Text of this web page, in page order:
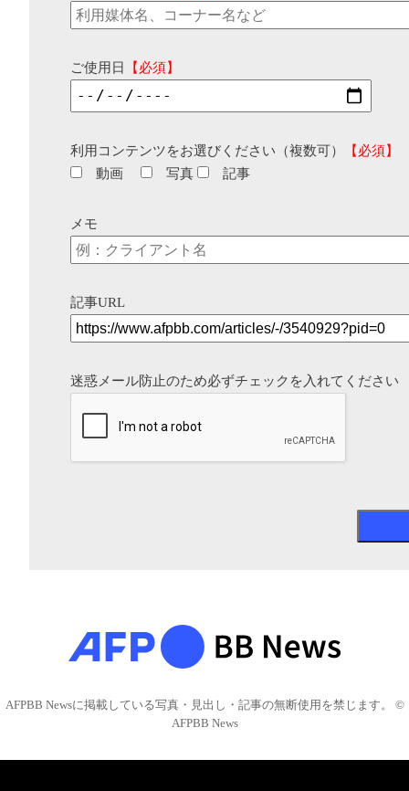
ご使用日 【必須】
利用コンテンツをお選びください（複数可）
【必須】
動画
写真 記事
メモ
記事URL
迷惑メール防止のため必ずチェックを入れてください
AFPBB Newsに掲載している写真・見出し・記事の無断使用を禁じます。 ©
AFPBB News